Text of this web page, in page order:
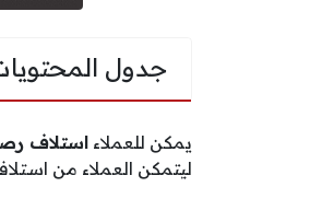
جدول
يمكن للعملاء استلاف
ليتمكن العملاء من